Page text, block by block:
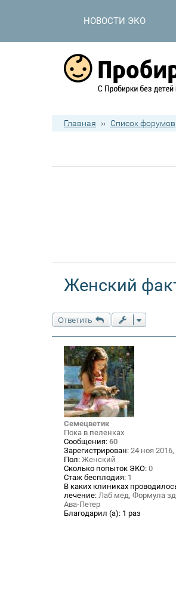
НОВОСТИ ЭКО
Главная ›› Список форумов
Женский
Ответить
Семецветик
Пока в пеленках
Сообщения: 60
Зарегистрирован: 24 ноя 2016,
Пол: Женский
Сколько попыток ЭКО: 0
Стаж бесплодия: 1
В каких клиниках
лечение: Лаб мед, Формула
Ава-Петер
Благодарил (а): 1 раз